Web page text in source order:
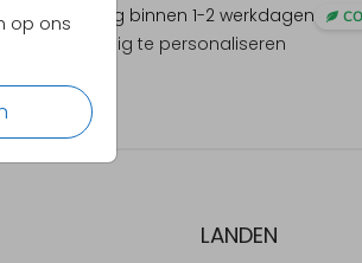
op ons
Verzending binnen 1-2 werkdagen
Alles volledig te personaliseren
LANDEN